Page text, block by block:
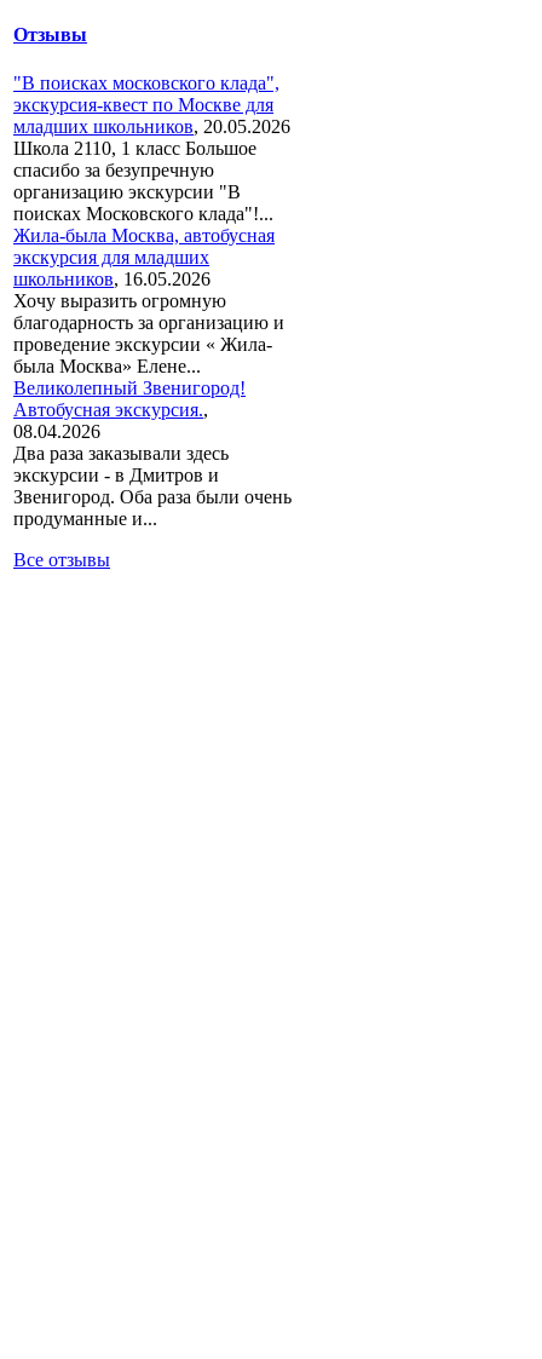
Отзывы
"В поисках московского клада",
экскурсия-квест по Москве для
младших школьников, 20.05.2026
Школа 2110, 1 класс Большое
спасибо за безупречную
организацию экскурсии "В
поисках Московского клада"!...
Жила-была Москва, автобусная
экскурсия для младших
школьников, 16.05.2026
Хочу выразить огромную
благодарность за организацию и
проведение экскурсии « Жила-
была Москва» Елене...
Великолепный Звенигород!
Автобусная экскурсия.,
08.04.2026
Два раза заказывали здесь
экскурсии - в Дмитров и
Звенигород. Оба раза были очень
продуманные и...
Все отзывы